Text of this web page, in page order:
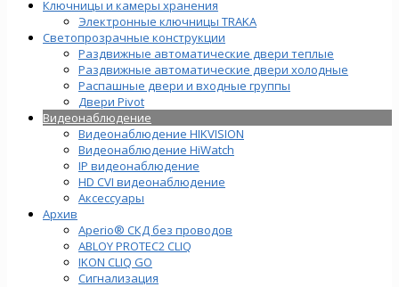
Ключницы и камеры хранения
Электронные ключницы TRAKA
Светопрозрачные конструкции
Раздвижные автоматические двери теплые
Раздвижные автоматические двери холодные
Распашные двери и входные группы
Двери Pivot
Видеонаблюдение
Видеонаблюдение HIKVISION
Видеонаблюдение HiWatch
IP видеонаблюдение
HD CVI видеонаблюдение
Аксессуары
Архив
Aperio® СКД без проводов
ABLOY PROTEC2 CLIQ
IKON CLIQ GO
Сигнализация